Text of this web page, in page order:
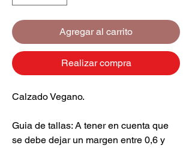
Agregar al carrito
Realizar compra
Calzado Vegano.
Guia de tallas: A tener en cuenta que
se debe dejar un margen entre 0,6 y